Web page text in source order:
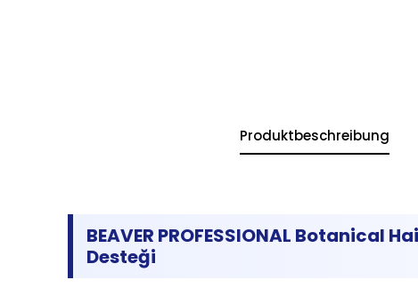
Produktbeschreibung
BEAVER PROFESSIONAL
Desteği